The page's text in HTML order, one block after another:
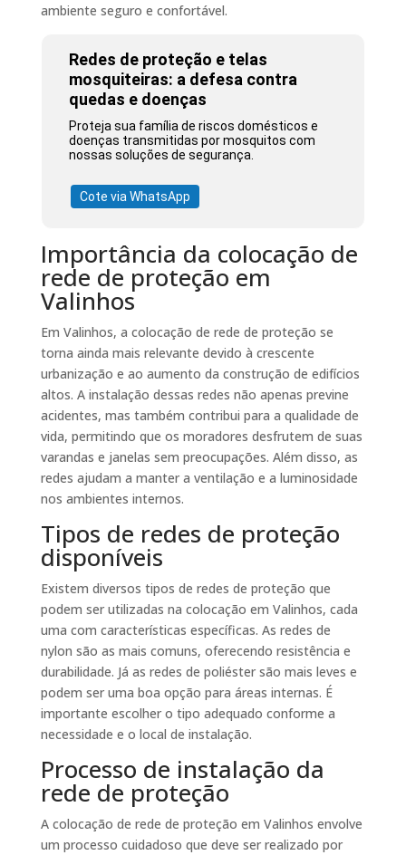
ambiente seguro e confortável.
Redes de proteção e telas
mosquiteiras: a defesa contra
quedas e doenças
Proteja sua família de riscos domésticos e
doenças transmitidas por mosquitos com
nossas soluções de segurança.
Cote via WhatsApp
Importância da colocação de
rede de proteção em
Valinhos
Em Valinhos, a colocação de rede de proteção se
torna ainda mais relevante devido à crescente
urbanização e ao aumento da construção de edifícios
altos. A instalação dessas redes não apenas previne
acidentes, mas também contribui para a qualidade de
vida, permitindo que os moradores desfrutem de suas
varandas e janelas sem preocupações. Além disso, as
redes ajudam a manter a ventilação e a luminosidade
nos ambientes internos.
Tipos de redes de proteção
disponíveis
Existem diversos tipos de redes de proteção que
podem ser utilizadas na colocação em Valinhos, cada
uma com características específicas. As redes de
nylon são as mais comuns, oferecendo resistência e
durabilidade. Já as redes de poliéster são mais leves e
podem ser uma boa opção para áreas internas. É
importante escolher o tipo adequado conforme a
necessidade e o local de instalação.
Processo de instalação da
rede de proteção
A colocação de rede de proteção em Valinhos envolve
um processo cuidadoso que deve ser realizado por